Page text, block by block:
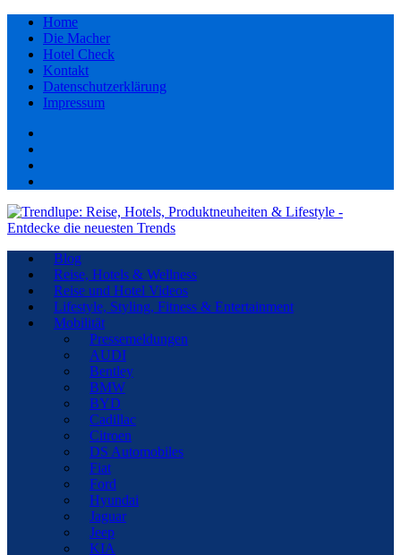
Home
Die Macher
Hotel Check
Kontakt
Datenschutzerklärung
Impressum
Blog
Reise, Hotels & Wellness
Reise und Hotel Videos
Lifestyle, Styling, Fitness & Entertainment
Mobilität
Pressemeldungen
AUDI
Bentley
BMW
BYD
Cadillac
Citroen
DS Automobiles
Fiat
Ford
Hyundai
Jaguar
Jeep
KIA